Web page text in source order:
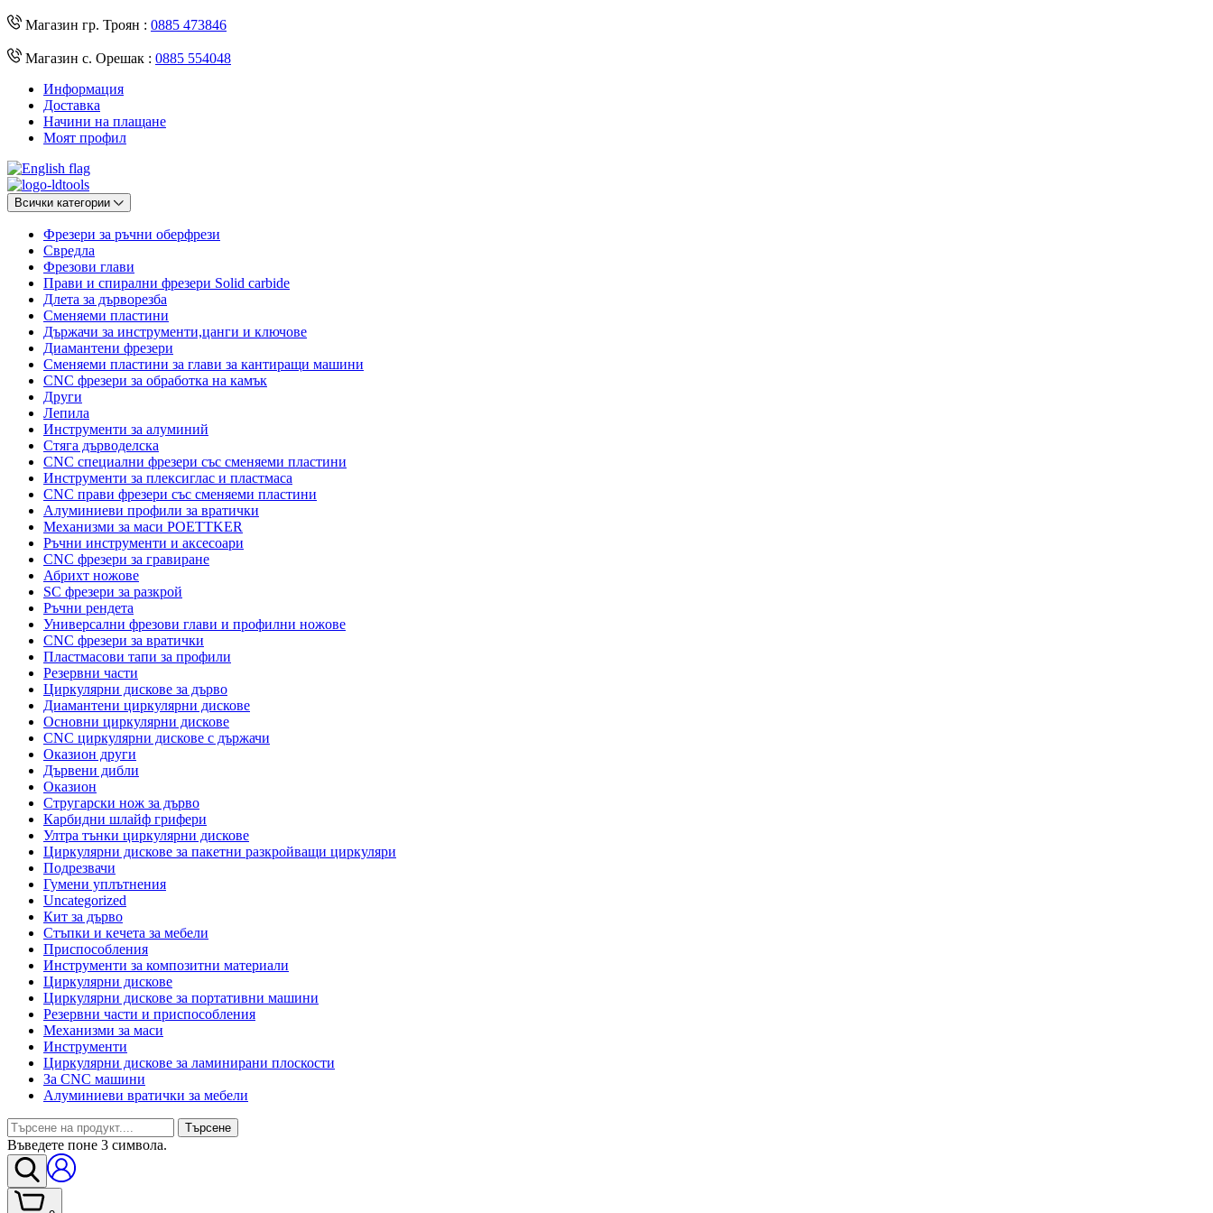
Магазин гр. Троян : 0885 473846
Магазин с. Орешак : 0885 554048
Информация
Доставка
Начини на плащане
Моят профил
Всички категории
Фрезери за ръчни оберфрези
Свредла
Фрезови глави
Прави и спирални фрезери Solid carbide
Длета за дърворезба
Сменяеми пластини
Държачи за инструменти,цанги и ключове
Диамантени фрезери
Сменяеми пластини за глави за кантиращи машини
CNC фрезери за обработка на камък
Други
Лепила
Инструменти за алуминий
Стяга дърводелска
CNC специални фрезери със сменяеми пластини
Инструменти за плексиглас и пластмаса
CNC прави фрезери със сменяеми пластини
Алуминиеви профили за вратички
Механизми за маси POETTKER
Ръчни инструменти и аксесоари
CNC фрезери за гравиране
Абрихт ножове
SC фрезери за разкрой
Ръчни рендета
Универсални фрезови глави и профилни ножове
CNC фрезери за вратички
Пластмасови тапи за профили
Резервни части
Циркулярни дискове за дърво
Диамантени циркулярни дискове
Основни циркулярни дискове
CNC циркулярни дискове с държачи
Оказион други
Дървени дибли
Оказион
Стругарски нож за дърво
Карбидни шлайф грифери
Ултра тънки циркулярни дискове
Циркулярни дискове за пакетни разкройващи циркуляри
Подрезвачи
Гумени уплътнения
Uncategorized
Кит за дърво
Стъпки и кечета за мебели
Приспособления
Инструменти за композитни материали
Циркулярни дискове
Циркулярни дискове за портативни машини
Резервни части и приспособления
Механизми за маси
Инструменти
Циркулярни дискове за ламинирани плоскости
За CNC машини
Алуминиеви вратички за мебели
Търсене
Въведете поне 3 символа.